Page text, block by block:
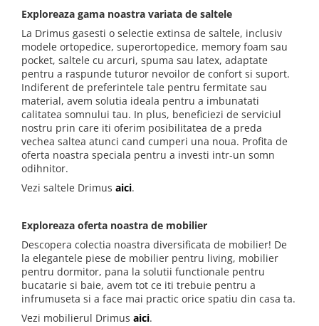
Top saltele 5 cm
Top saltele 10 cm
Top saltele memory 5 cm
Top saltele MemoHR 6.5 cm
Saltele ieftine
Saltele cu plasa de arcuri
Saltele cu spuma
Scaune pentru vizitatori
Scaune manager
Mobilier bucatarie
Mese bucatarie
Scaune pentru bucatarie
Mobila bucatarie
Seturi mese si scaune bucatarie
Mobilier hol
Mobila hol
Suporturi si rafturi pantofi
Pantofare
Stender haine
Suport pentru umerase
Etajere
Cuiere
Exploreaza gama noastra variata de saltele
La Drimus gasesti o selectie extinsa de saltele, inclusiv
modele ortopedice, superortopedice, memory foam sau
pocket, saltele cu arcuri, spuma sau latex, adaptate
pentru a raspunde tuturor nevoilor de confort si suport.
Indiferent de preferintele tale pentru fermitate sau
material, avem solutia ideala pentru a imbunatati
calitatea somnului tau. In plus, beneficiezi de serviciul
nostru prin care iti oferim posibilitatea de a preda
vechea saltea atunci cand cumperi una noua. Profita de
oferta noastra speciala pentru a investi intr-un somn
odihnitor.
Vezi saltele Drimus aici.
Exploreaza oferta noastra de mobilier
Descopera colectia noastra diversificata de mobilier! De
la elegantele piese de mobilier pentru living, mobilier
pentru dormitor, pana la solutii functionale pentru
bucatarie si baie, avem tot ce iti trebuie pentru a
infrumuseta si a face mai practic orice spatiu din casa ta.
Vezi mobilierul Drimus aici.